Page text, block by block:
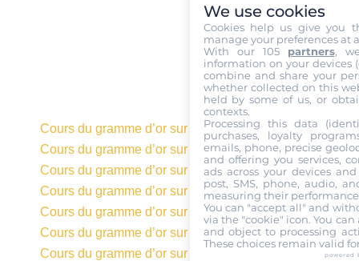
Cours du gramme d’or sur 20 ans en euros
Cours du gramme d’or sur 10 ans en euros
Cours du gramme d’or sur 5 ans en euros
Cours du gramme d’or sur 3 ans en euros
Cours du gramme d’or sur 1 an en euros
Cours du gramme d’or sur 6 mois en euros
Cours du gramme d’or sur 3 mois en euros
We use cookies
Cookies help us give you
manage your preferences at
With our 105 partners,
information on your devices
combine and share your
whether collected on this
held by some of us, or
contexts.
Processing this data
purchases, loyalty
emails, phone, precise
and offering you services,
ads across your devices
post, SMS, phone, audio,
measuring their
You can "accept all" and
via the "cookie" icon. You
and object to processing
These choices remain valid
powered